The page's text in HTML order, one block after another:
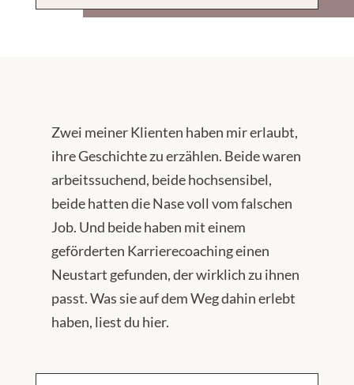
Zwei meiner Klienten haben mir erlaubt,
ihre Geschichte zu erzählen. Beide waren
arbeitssuchend, beide hochsensibel,
beide hatten die Nase voll vom falschen
Job. Und beide haben mit einem
geförderten Karrierecoaching einen
Neustart gefunden, der wirklich zu ihnen
passt. Was sie auf dem Weg dahin erlebt
haben, liest du hier.